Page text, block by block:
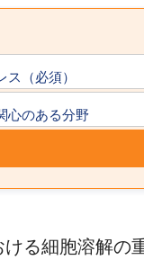
ス（必須）
心のある分野
る細胞溶解の